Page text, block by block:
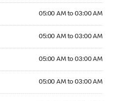
05:00 AM to 03:00 AM
05:00 AM to 03:00 AM
05:00 AM to 03:00 AM
05:00 AM to 03:00 AM